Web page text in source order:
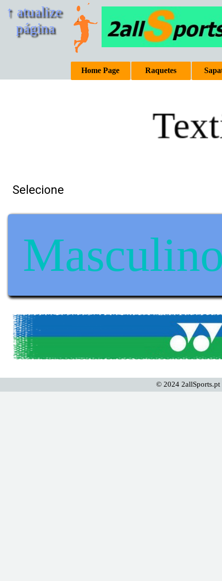
Home Page Raquetes
↑ atualize
página
Selecione
© 2024 2allSports.pt